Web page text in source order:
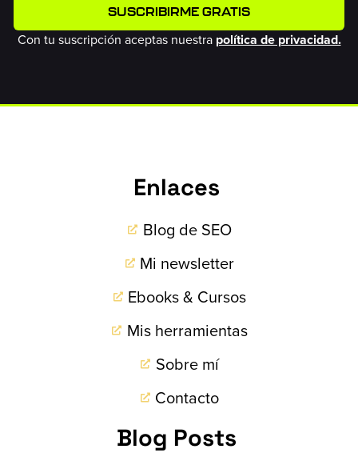
SUSCRIBIRME GRATIS
Con tu suscripción aceptas nuestra política de privacidad.
Enlaces
Blog de SEO
Mi newsletter
Ebooks & Cursos
Mis herramientas
Sobre mí
Contacto
Blog Posts